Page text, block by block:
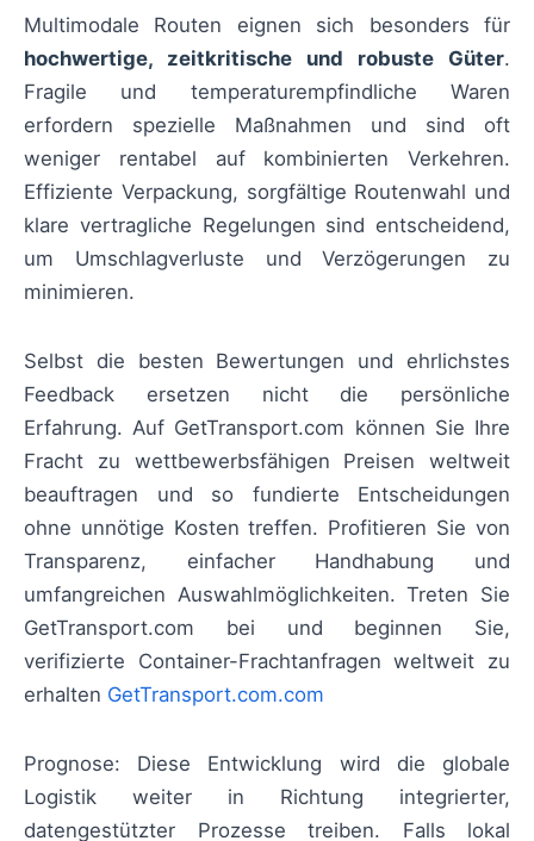
Multimodale Routen eignen sich besonders für
hochwertige, zeitkritische und robuste Güter.
Fragile und temperaturempfindliche Waren
erfordern spezielle Maßnahmen und sind oft
weniger rentabel auf kombinierten Verkehren.
Effiziente Verpackung, sorgfältige Routenwahl und
klare vertragliche Regelungen sind entscheidend,
um Umschlagverluste und Verzögerungen zu
minimieren.
Selbst die besten Bewertungen und ehrlichstes
Feedback ersetzen nicht die persönliche
Erfahrung. Auf GetTransport.com können Sie Ihre
Fracht zu wettbewerbsfähigen Preisen weltweit
beauftragen und so fundierte Entscheidungen
ohne unnötige Kosten treffen. Profitieren Sie von
Transparenz, einfacher Handhabung und
umfangreichen Auswahlmöglichkeiten. Treten Sie
GetTransport.com bei und beginnen Sie,
verifizierte Container-Frachtanfragen weltweit zu
erhalten GetTransport.com.com
Prognose: Diese Entwicklung wird die globale
Logistik weiter in Richtung integrierter,
datengestützter Prozesse treiben. Falls lokal